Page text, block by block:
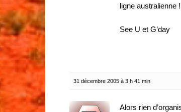
ligne australienne
See U et G’day
31 décembre 2005 à 3 h 41 min
Alors rien